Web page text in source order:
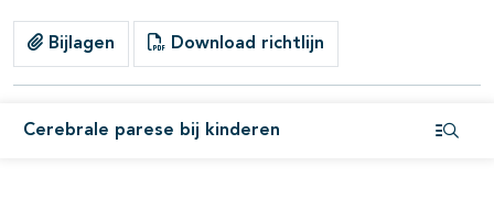
Bijlagen Download richtlijn
Cerebrale parese bij kinderen